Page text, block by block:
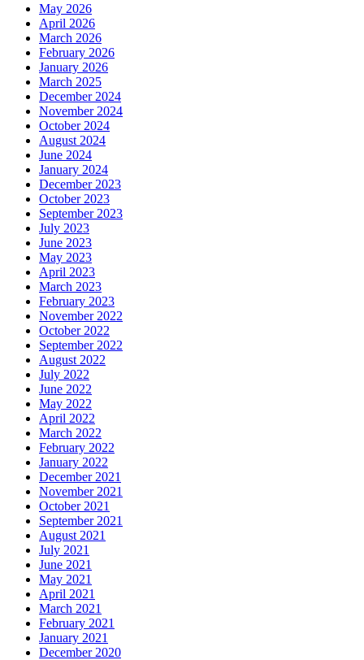
May 2026
April 2026
March 2026
February 2026
January 2026
March 2025
December 2024
November 2024
October 2024
August 2024
June 2024
January 2024
December 2023
October 2023
September 2023
July 2023
June 2023
May 2023
April 2023
March 2023
February 2023
November 2022
October 2022
September 2022
August 2022
July 2022
June 2022
May 2022
April 2022
March 2022
February 2022
January 2022
December 2021
November 2021
October 2021
September 2021
August 2021
July 2021
June 2021
May 2021
April 2021
March 2021
February 2021
January 2021
December 2020